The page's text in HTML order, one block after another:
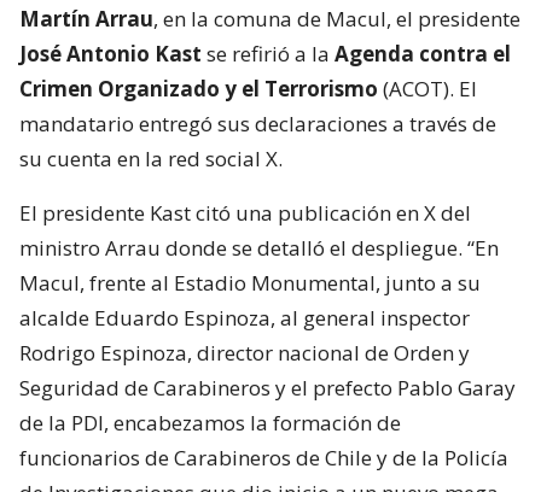
Martín Arrau, en la comuna de Macul, el presidente
José Antonio Kast se refirió a la Agenda contra el
Crimen Organizado y el Terrorismo (ACOT). El
mandatario entregó sus declaraciones a través de
su cuenta en la red social X.
El presidente Kast citó una publicación en X del
ministro Arrau donde se detalló el despliegue. “En
Macul, frente al Estadio Monumental, junto a su
alcalde Eduardo Espinoza, al general inspector
Rodrigo Espinoza, director nacional de Orden y
Seguridad de Carabineros y el prefecto Pablo Garay
de la PDI, encabezamos la formación de
funcionarios de Carabineros de Chile y de la Policía